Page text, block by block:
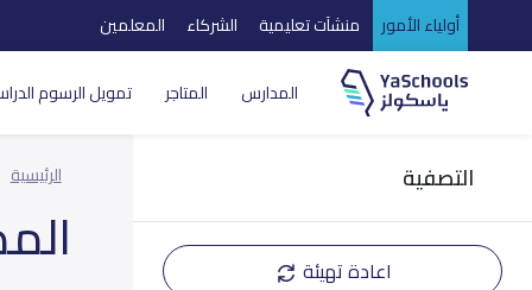
أولياء الأمور منشآت تعليمية الشركاء المعلمين
المدارس المتاجر تمويل الرسوم
التصفية
اعادة تهيئة
الرئيسية